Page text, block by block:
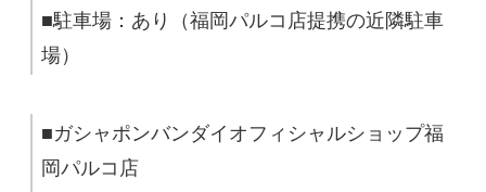
■駐車場：あり（福岡パルコ店提携の近隣駐車
場）
■ガシャポンバンダイオフィシャルショップ福
岡パルコ店